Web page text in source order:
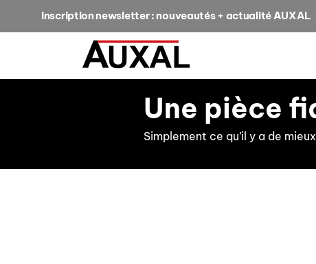
Inscription newsletter : nouveautés + actualité AUXAL
Une pièce
Simplement ce qu’il y a de